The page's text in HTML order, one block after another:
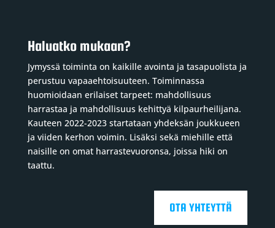
Haluatko mukaan?
Jymyssä toiminta on kaikille avointa ja tasapuolista ja
perustuu vapaaehtoisuuteen. Toiminnassa
huomioidaan erilaiset tarpeet: mahdollisuus
harrastaa ja mahdollisuus kehittyä kilpaurheilijana.
Kauteen 2022-2023 startataan yhdeksän joukkueen
ja viiden kerhon voimin. Lisäksi sekä miehille että
naisille on omat harrastevuoronsa, joissa hiki on
taattu.
OTA YHTEYTTÄ